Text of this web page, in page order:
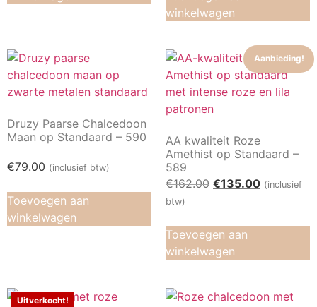
winkelwagen
Druzy Paarse Chalcedoon
Maan op Standaard – 590
€79.00 (inclusief btw)
Toevoegen aan
winkelwagen
Aanbieding!
AA kwaliteit Roze
Amethist op Standaard –
589
€162.00 €135.00 (inclusief
btw)
Toevoegen aan
winkelwagen
Uitverkocht!